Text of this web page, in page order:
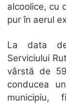
alcoolice, cu
pur în aerul
La data
Serviciului
vârstă de
conducea
municipiu,